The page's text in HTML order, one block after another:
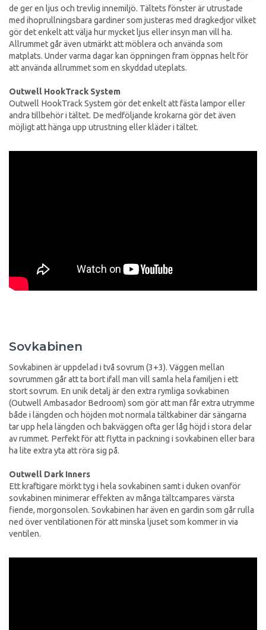
de ger en ljus och trevlig innemiljö. Tältets fönster är utrustade
med ihoprullningsbara gardiner som justeras med dragkedjor vilket
gör det enkelt att välja hur mycket ljus eller insyn man vill ha.
Allrummet går även utmärkt att möblera och använda som
matplats. Under varma dagar kan öppningen fram öppnas helt för
att använda allrummet som en skyddad uteplats.
Outwell HookTrack System
Outwell HookTrack System gör det enkelt att fästa lampor eller
andra tillbehör i tältet. De medföljande krokarna gör det även
möjligt att hänga upp utrustning eller kläder i tältet.
Sovkabinen
Sovkabinen är uppdelad i två sovrum (3+3). Väggen mellan
sovrummen går att ta bort ifall man vill samla hela familjen i ett
stort sovrum. En unik detalj är den extra rymliga sovkabinen
(Outwell Ambasador Bedroom) som gör att man får extra utrymme
både i längden och höjden mot normala tältkabiner där sängarna
tar upp hela längden och bakväggen ofta ger låg höjd i stora delar
av rummet. Perfekt för att flytta in packning i sovkabinen eller bara
ha lite extra yta att röra sig på.
Outwell Dark Inners
Ett kraftigare mörkt tyg i hela sovkabinen samt i duken ovanför
sovkabinen minimerar effekten av många tältcampares värsta
fiende, morgonsolen. Sovkabinen har även en gardin som går rulla
ned över ventilationen för att minska ljuset som kommer in via
ventilen.